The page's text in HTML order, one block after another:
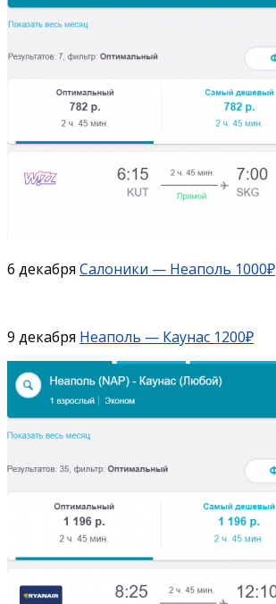
6 декабря Салоники — Неаполь 1000₽
9 декабря Неаполь — Каунас 1200₽